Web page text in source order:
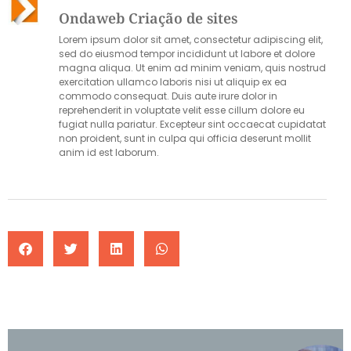
Ondaweb Criação de sites
Lorem ipsum dolor sit amet, consectetur adipiscing elit,
sed do eiusmod tempor incididunt ut labore et dolore
magna aliqua. Ut enim ad minim veniam, quis nostrud
exercitation ullamco laboris nisi ut aliquip ex ea
commodo consequat. Duis aute irure dolor in
reprehenderit in voluptate velit esse cillum dolore eu
fugiat nulla pariatur. Excepteur sint occaecat cupidatat
non proident, sunt in culpa qui officia deserunt mollit
anim id est laborum.